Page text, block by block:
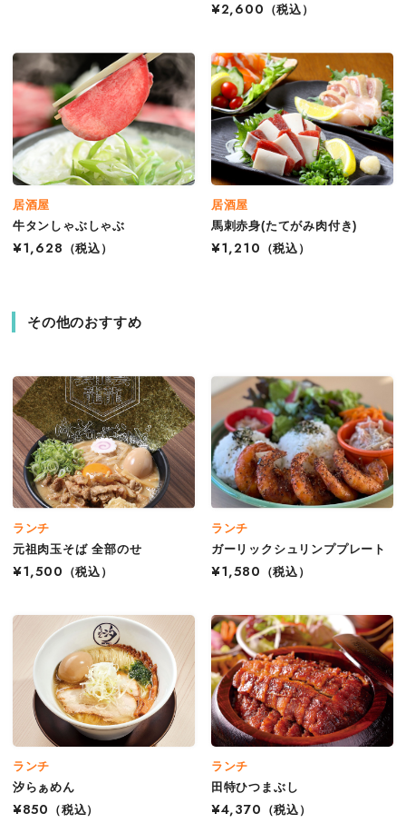
¥2,600
（税込）
居酒屋
牛タンしゃぶしゃぶ
¥1,628
（税込）
居酒屋
馬刺赤身(たてがみ肉付き)
¥1,210
（税込）
その他のおすすめ
ランチ
元祖肉玉そば 全部のせ
¥1,500
（税込）
ランチ
ガーリックシュリンププレート
¥1,580
（税込）
ランチ
汐らぁめん
¥850
（税込）
ランチ
田特ひつまぶし
¥4,370
（税込）